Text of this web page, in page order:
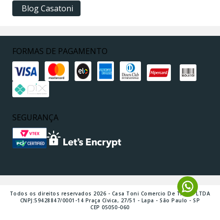
Blog Casatoni
FORMAS DE PAGAMENTO
SEGURANÇA
Todos os direitos reservados 2026 - Casa Toni Comercio De Tintas LTDA
CNPJ:59428847/0001-14 Praça Cívica, 27/51 - Lapa - São Paulo - SP
CEP 05050-060